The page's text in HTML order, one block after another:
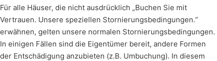
Für alle Häuser, die nicht ausdrücklich „Buchen Sie mit
Vertrauen. Unsere speziellen Stornierungsbedingungen.“
erwähnen, gelten unsere normalen Stornierungsbedingungen.
In einigen Fällen sind die Eigentümer bereit, andere Formen
der Entschädigung anzubieten (z.B. Umbuchung). In diesem